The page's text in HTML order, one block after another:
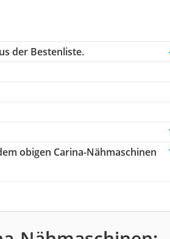
der Bestenliste.
obigen Carina-Nähmaschinen